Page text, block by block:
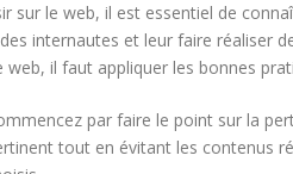
sur le web, il est essentiel de
internautes et leur faire réaliser
web, il faut appliquer les bonnes
par faire le point sur la
tout en évitant les contenus